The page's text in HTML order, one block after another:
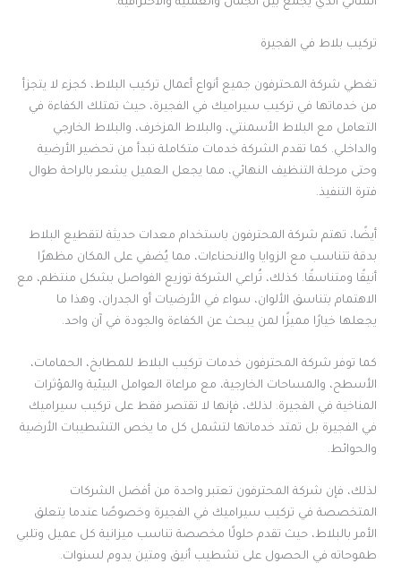
المثالي الذي يجمع بين الجمال والعملية والاحترافية.
تركيب بلاط في الفجيرة
تغطي شركة المحترفون جميع أنواع أعمال تركيب البلاط، كجزء لا يتجزأ
من خدماتها في تركيب سيراميك في الفجيرة، حيث تمتلك الكفاءة في
التعامل مع البلاط الأسمنتي، والبلاط المزخرف، والبلاط الخارجي
والداخلي. كما تقدم الشركة خدمات متكاملة تبدأ من تحضير الأرضية
وحتى مرحلة التنظيف النهائي، مما يجعل العميل يشعر بالراحة طوال
فترة التنفيذ.
أيضًا، تهتم شركة المحترفون باستخدام معدات حديثة لتقطيع البلاط
بدقة تتناسب مع الزوايا والانحناءات، مما يُضفي على المكان مظهرًا
أنيقًا ومتناسقًا. كذلك، تُراعي الشركة توزيع الفواصل بشكل منتظم، مع
الاهتمام بتناسق الألوان، سواء في الأرضيات أو الجدران، وهذا ما
يجعلها خيارًا مميزًا لمن يبحث عن الكفاءة والجودة في آن واحد.
كما توفر شركة المحترفون خدمات تركيب البلاط للمطابخ، الحمامات،
الأسطح، والمساحات الخارجية، مع مراعاة العوامل البيئية والمؤثرات
المناخية في الفجيرة. لذلك، فإنها لا تقتصر فقط على تركيب سيراميك
في الفجيرة بل تمتد خدماتها لتشمل كل ما يخص التشطيبات الأرضية
والحوائط.
لذلك، فإن شركة المحترفون تعتبر واحدة من أفضل الشركات
المتخصصة في تركيب سيراميك في الفجيرة وخصوصًا عندما يتعلق
الأمر بالبلاط، حيث تقدم حلولًا مخصصة تناسب ميزانية كل عميل وتلبي
طموحاته في الحصول على تشطيب أنيق ومتين يدوم لسنوات.